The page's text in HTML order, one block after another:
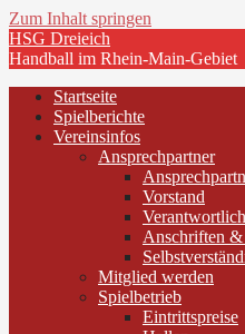
Zum Inhalt springen
HSG Dreieich
Handball im Rhein-Main-Gebiet
Startseite
Spielberichte
Vereinsinfos
Ansprechpartner
Vorstand
Anschriften &
Mitglied werden
Spielbetrieb
Eintrittspreise